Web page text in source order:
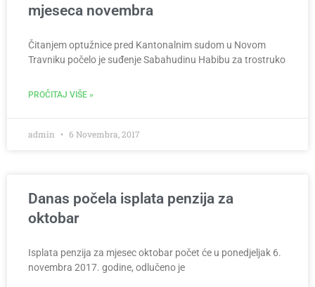
mjeseca novembra
Čitanjem optužnice pred Kantonalnim sudom u Novom
Travniku počelo je suđenje Sabahudinu Habibu za trostruko
PROČITAJ VIŠE »
admin 6 Novembra, 2017
Danas počela isplata penzija za
oktobar
Isplata penzija za mjesec oktobar počet će u ponedjeljak 6.
novembra 2017. godine, odlučeno je